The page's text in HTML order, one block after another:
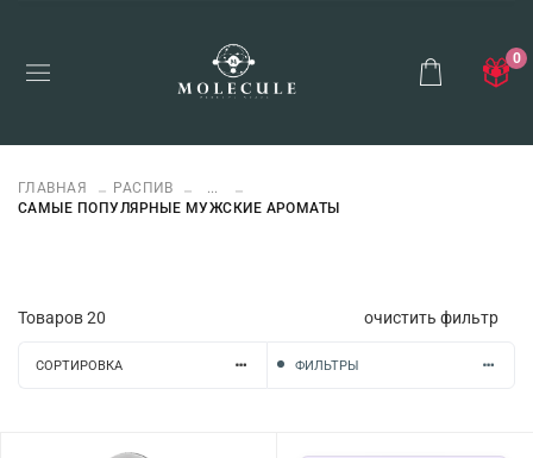
0
ГЛАВНАЯ РАСПИВ
...
САМЫЕ ПОПУЛЯРНЫЕ МУЖСКИЕ АРОМАТЫ
Товаров20 очистить фильтр
СОРТИРОВКА ФИЛЬТРЫ